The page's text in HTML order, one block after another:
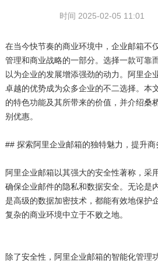
时间 2025-02-05 11:01
在当今快节奏的商业环境中，企业邮箱不
管理和商业战略的一部分。选择一款可靠
以为企业的发展增添强劲的动力。阿里企
卓越的优势成为众多企业的不二选择。本
的特色功能及其所带来的价值，并介绍桑
别优惠。
## 探索阿里企业邮箱的独特魅力，提升商
阿里企业邮箱以其强大的安全性著称，采
确保企业邮件的隐私和数据安全。无论是
是高级的数据加密技术，都能有效地保护
复杂的商业环境中立于不败之地。
除了安全性，阿里企业邮箱的智能化管理